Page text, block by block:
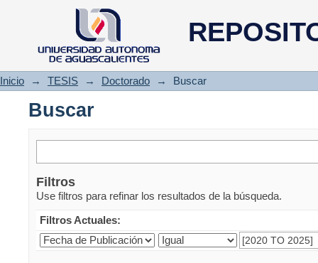
Buscar
Inicio → TESIS → Doctorado → Buscar
Buscar
Filtros
Use filtros para refinar los resultados de la búsqueda.
Filtros Actuales: